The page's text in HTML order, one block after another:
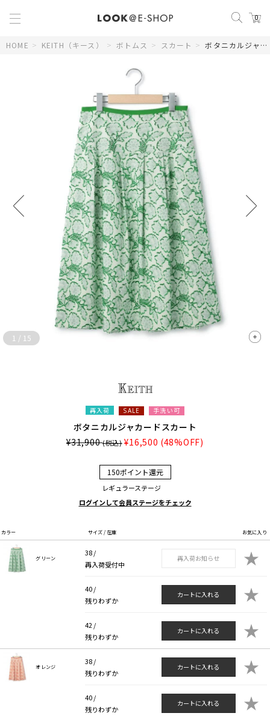
0
HOME > KEITH（キース） > ボトムス > スカート > ボタニカルジャカードスカート
1 / 15
再入荷 SALE 手洗い可
ボタニカルジャカードスカート
¥31,900(税込) ¥16,500 (48%OFF)
150ポイント還元
レギュラーステージ
ログインして会員ステージをチェック
カラー サイズ / 在庫 お気に入り
グリーン
38 /
再入荷受付中
再入荷お知らせ ★
40 /
残りわずか
カートに入れる ★
42 /
残りわずか
カートに入れる ★
オレンジ
38 /
残りわずか
カートに入れる ★
40 /
残りわずか
カートに入れる ★